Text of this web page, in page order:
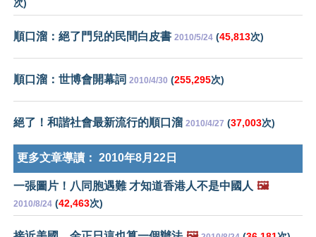
次)
順口溜：絕了門兒的民間白皮書 2010/5/24 (45,813次)
順口溜：世博會開幕詞 2010/4/30 (255,295次)
絕了！和諧社會最新流行的順口溜 2010/4/27 (37,003次)
更多文章導讀： 2010年8月22日
一張圖片！八同胞遇難 才知道香港人不是中國人 🖼️
2010/8/24 (42,463次)